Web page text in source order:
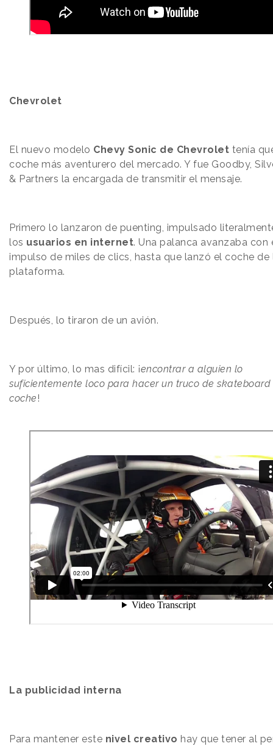
Chevrolet
El nuevo modelo Chevy Sonic de Chevrolet tenía
coche más aventurero del mercado. Y fue Goodby,
& Partners la encargada de transmitir el mensaje.
Primero lo lanzaron de puenting, impulsado
los usuarios en internet. Una palanca avanzaba con
impulso de miles de clics, hasta que lanzó el coche de
plataforma.
Después, lo tiraron de un avión.
Y por último, lo mas difícil: ¡encontrar a alguien lo
suficientemente loco para hacer un truco de skateboard
coche !
La publicidad interna
Para mantener este nivel creativo hay que tener al